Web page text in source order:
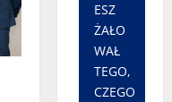
ESZ
ŻAŁO
WAŁ
TEGO,
CZEGO